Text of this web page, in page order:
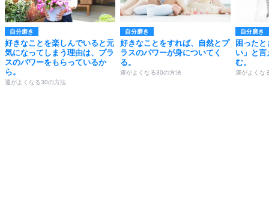
自分磨き
好きなことを楽しんでいると元
気になってしまう理由は、プラ
スのパワーをもらっているか
ら。
運がよくなる30の方法
自分磨き
好きなことをすれば、自然とプ
ラスのパワーが身についてく
る。
運がよくなる30の方法
自分磨き
困った
い」と言
む。
運がよくな